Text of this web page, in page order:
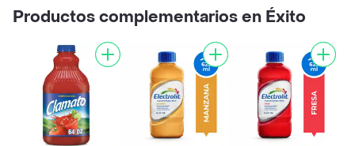
Productos complementarios en Éxito